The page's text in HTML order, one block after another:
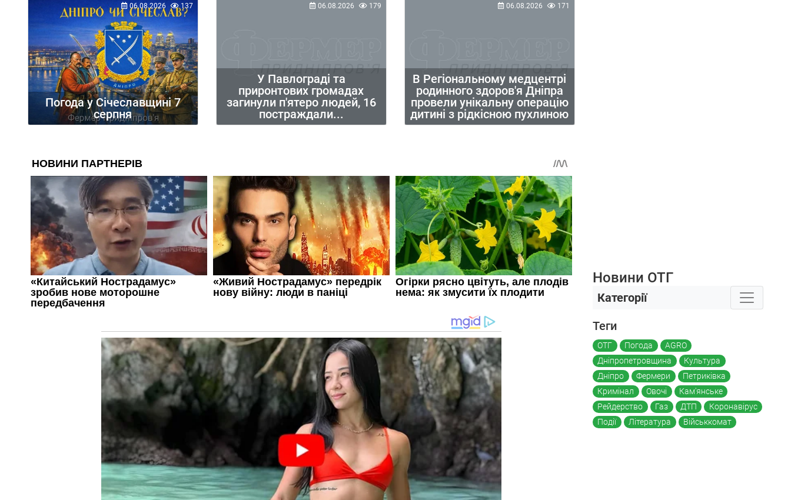
Погода у Січеславщині 7
серпня
06.08.2026 137
У Павлограді та
приронтових громадах
загинули п'ятеро людей, 16
постраждали...
06.08.2026 179
В Регіональному медцентрі
родинного здоров'я Дніпра
провели унікальну операцію
дитині з рідкісною пухлиною
06.08.2026 171
Новини ОТГ
Категорії
Теги
ОТГ Погода
AGRO
Дніпропетровщина
Культура
Дніпро
Фермери
Петриківка
Кримінал
Овочі
Кам'янське
Рейдерство
Газ ДТП
Коронавірус
Події
Література Військкомат